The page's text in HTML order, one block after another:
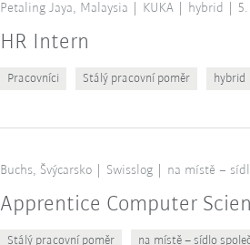
Petaling Jaya, Malaysia KUKA hybrid
HR Intern
Pracovníci Stálý pracovní poměr hybrid
Buchs, Švýcarsko Swisslog na místě –
Apprentice Computer
Stálý pracovní poměr na místě – sídlo